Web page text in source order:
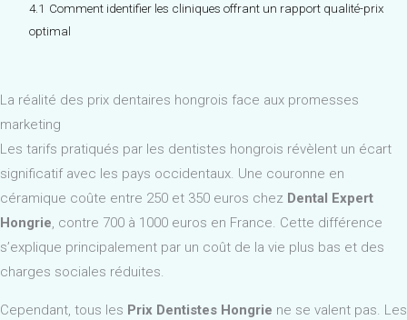
4.1 Comment identifier les cliniques offrant un rapport qualité-prix
optimal
La réalité des prix dentaires hongrois face aux promesses
marketing
Les tarifs pratiqués par les dentistes hongrois révèlent un écart
significatif avec les pays occidentaux. Une couronne en
céramique coûte entre 250 et 350 euros chez Dental Expert
Hongrie, contre 700 à 1000 euros en France. Cette différence
s’explique principalement par un coût de la vie plus bas et des
charges sociales réduites.
Cependant, tous les Prix Dentistes Hongrie ne se valent pas. Les